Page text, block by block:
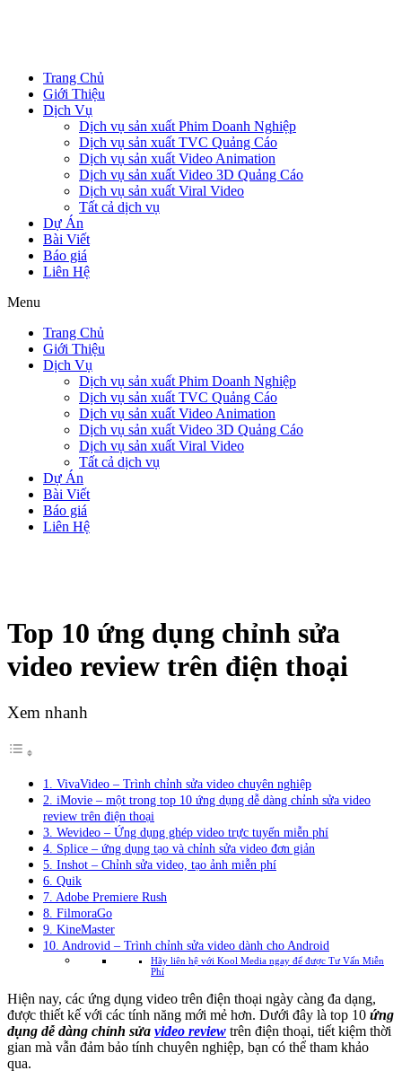
Trang Chủ
Giới Thiệu
Dịch Vụ
Dịch vụ sản xuất Phim Doanh Nghiệp
Dịch vụ sản xuất TVC Quảng Cáo
Dịch vụ sản xuất Video Animation
Dịch vụ sản xuất Video 3D Quảng Cáo
Dịch vụ sản xuất Viral Video
Tất cả dịch vụ
Dự Án
Bài Viết
Báo giá
Liên Hệ
Menu
Trang Chủ
Giới Thiệu
Dịch Vụ
Dịch vụ sản xuất Phim Doanh Nghiệp
Dịch vụ sản xuất TVC Quảng Cáo
Dịch vụ sản xuất Video Animation
Dịch vụ sản xuất Video 3D Quảng Cáo
Dịch vụ sản xuất Viral Video
Tất cả dịch vụ
Dự Án
Bài Viết
Báo giá
Liên Hệ
Top 10 ứng dụng chỉnh sửa
video review trên điện thoại
Xem nhanh
1. VivaVideo – Trình chỉnh sửa video chuyên nghiệp
2. iMovie – một trong top 10 ứng dụng dễ dàng chỉnh sửa video
review trên điện thoại
3. Wevideo – Ứng dụng ghép video trực tuyến miễn phí
4. Splice – ứng dụng tạo và chỉnh sửa video đơn giản
5. Inshot – Chỉnh sửa video, tạo ảnh miễn phí
6. Quik
7. Adobe Premiere Rush
8. FilmoraGo
9. KineMaster
10. Androvid – Trình chỉnh sửa video dành cho Android
Hãy liên hệ với Kool Media ngay để được Tư Vấn Miễn
Phí
Hiện nay, các ứng dụng video trên điện thoại ngày càng đa dạng,
được thiết kế với các tính năng mới mẻ hơn. Dưới đây là top 10 ứng
dụng dễ dàng chỉnh sửa video review trên điện thoại, tiết kiệm thời
gian mà vẫn đảm bảo tính chuyên nghiệp, bạn có thể tham khảo
qua.